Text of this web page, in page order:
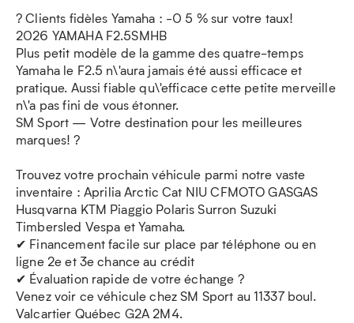
? Clients fidèles Yamaha : -0 5 % sur votre taux!
2026 YAMAHA F2.5SMHB
Plus petit modèle de la gamme des quatre-temps
Yamaha le F2.5 n\'aura jamais été aussi efficace et
pratique. Aussi fiable qu\'efficace cette petite merveille
n\'a pas fini de vous étonner.
SM Sport — Votre destination pour les meilleures
marques! ?
Trouvez votre prochain véhicule parmi notre vaste
inventaire : Aprilia Arctic Cat NIU CFMOTO GASGAS
Husqvarna KTM Piaggio Polaris Surron Suzuki
Timbersled Vespa et Yamaha.
✔ Financement facile sur place par téléphone ou en
ligne 2e et 3e chance au crédit
✔ Évaluation rapide de votre échange ?
Venez voir ce véhicule chez SM Sport au 11337 boul.
Valcartier Québec G2A 2M4.